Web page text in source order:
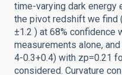
time-varying dark energy
the pivot redshift we find
±1.2 ) at 68% confidence
measurements alone,
4-0.3+0.4) with zp=0.21
considered. Curvature